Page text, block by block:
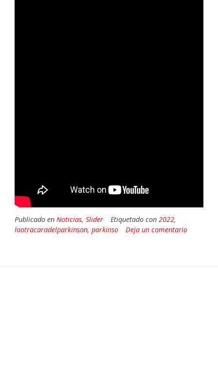
Publicado en Noticias, Slider Etiquetado con 2022,
laotracaradelparkinson, parkinso Deja un comentario